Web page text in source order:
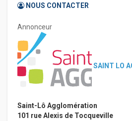
NOUS CONTACTER
Annonceur
SAINT LO
Saint-Lô Agglomération
101 rue Alexis de Tocqueville